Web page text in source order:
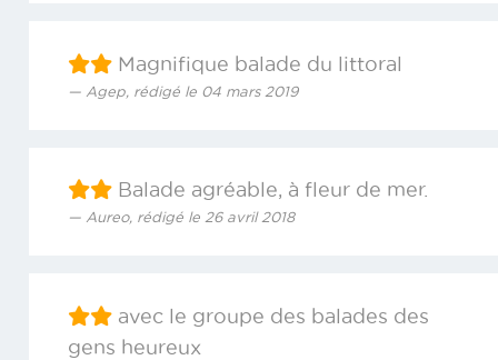
Magnifique balade du littoral
Agep, rédigé le 04 mars 2019
Balade agréable, à fleur de mer.
Aureo, rédigé le 26 avril 2018
avec le groupe des balades des
gens heureux